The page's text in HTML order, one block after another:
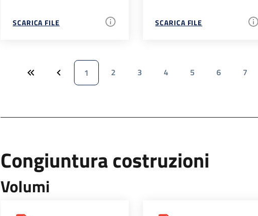
SCARICA FILE SCARICA FILE
1 2 3 4 5 6 7
Congiuntura costruzioni
Volumi